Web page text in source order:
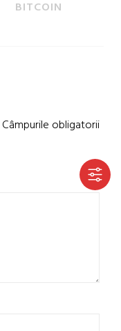
BITCOIN
Câmpurile obligatorii